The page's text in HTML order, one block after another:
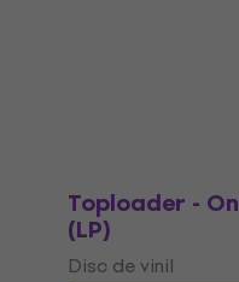
Toploader -
(LP)
Disc de vinil